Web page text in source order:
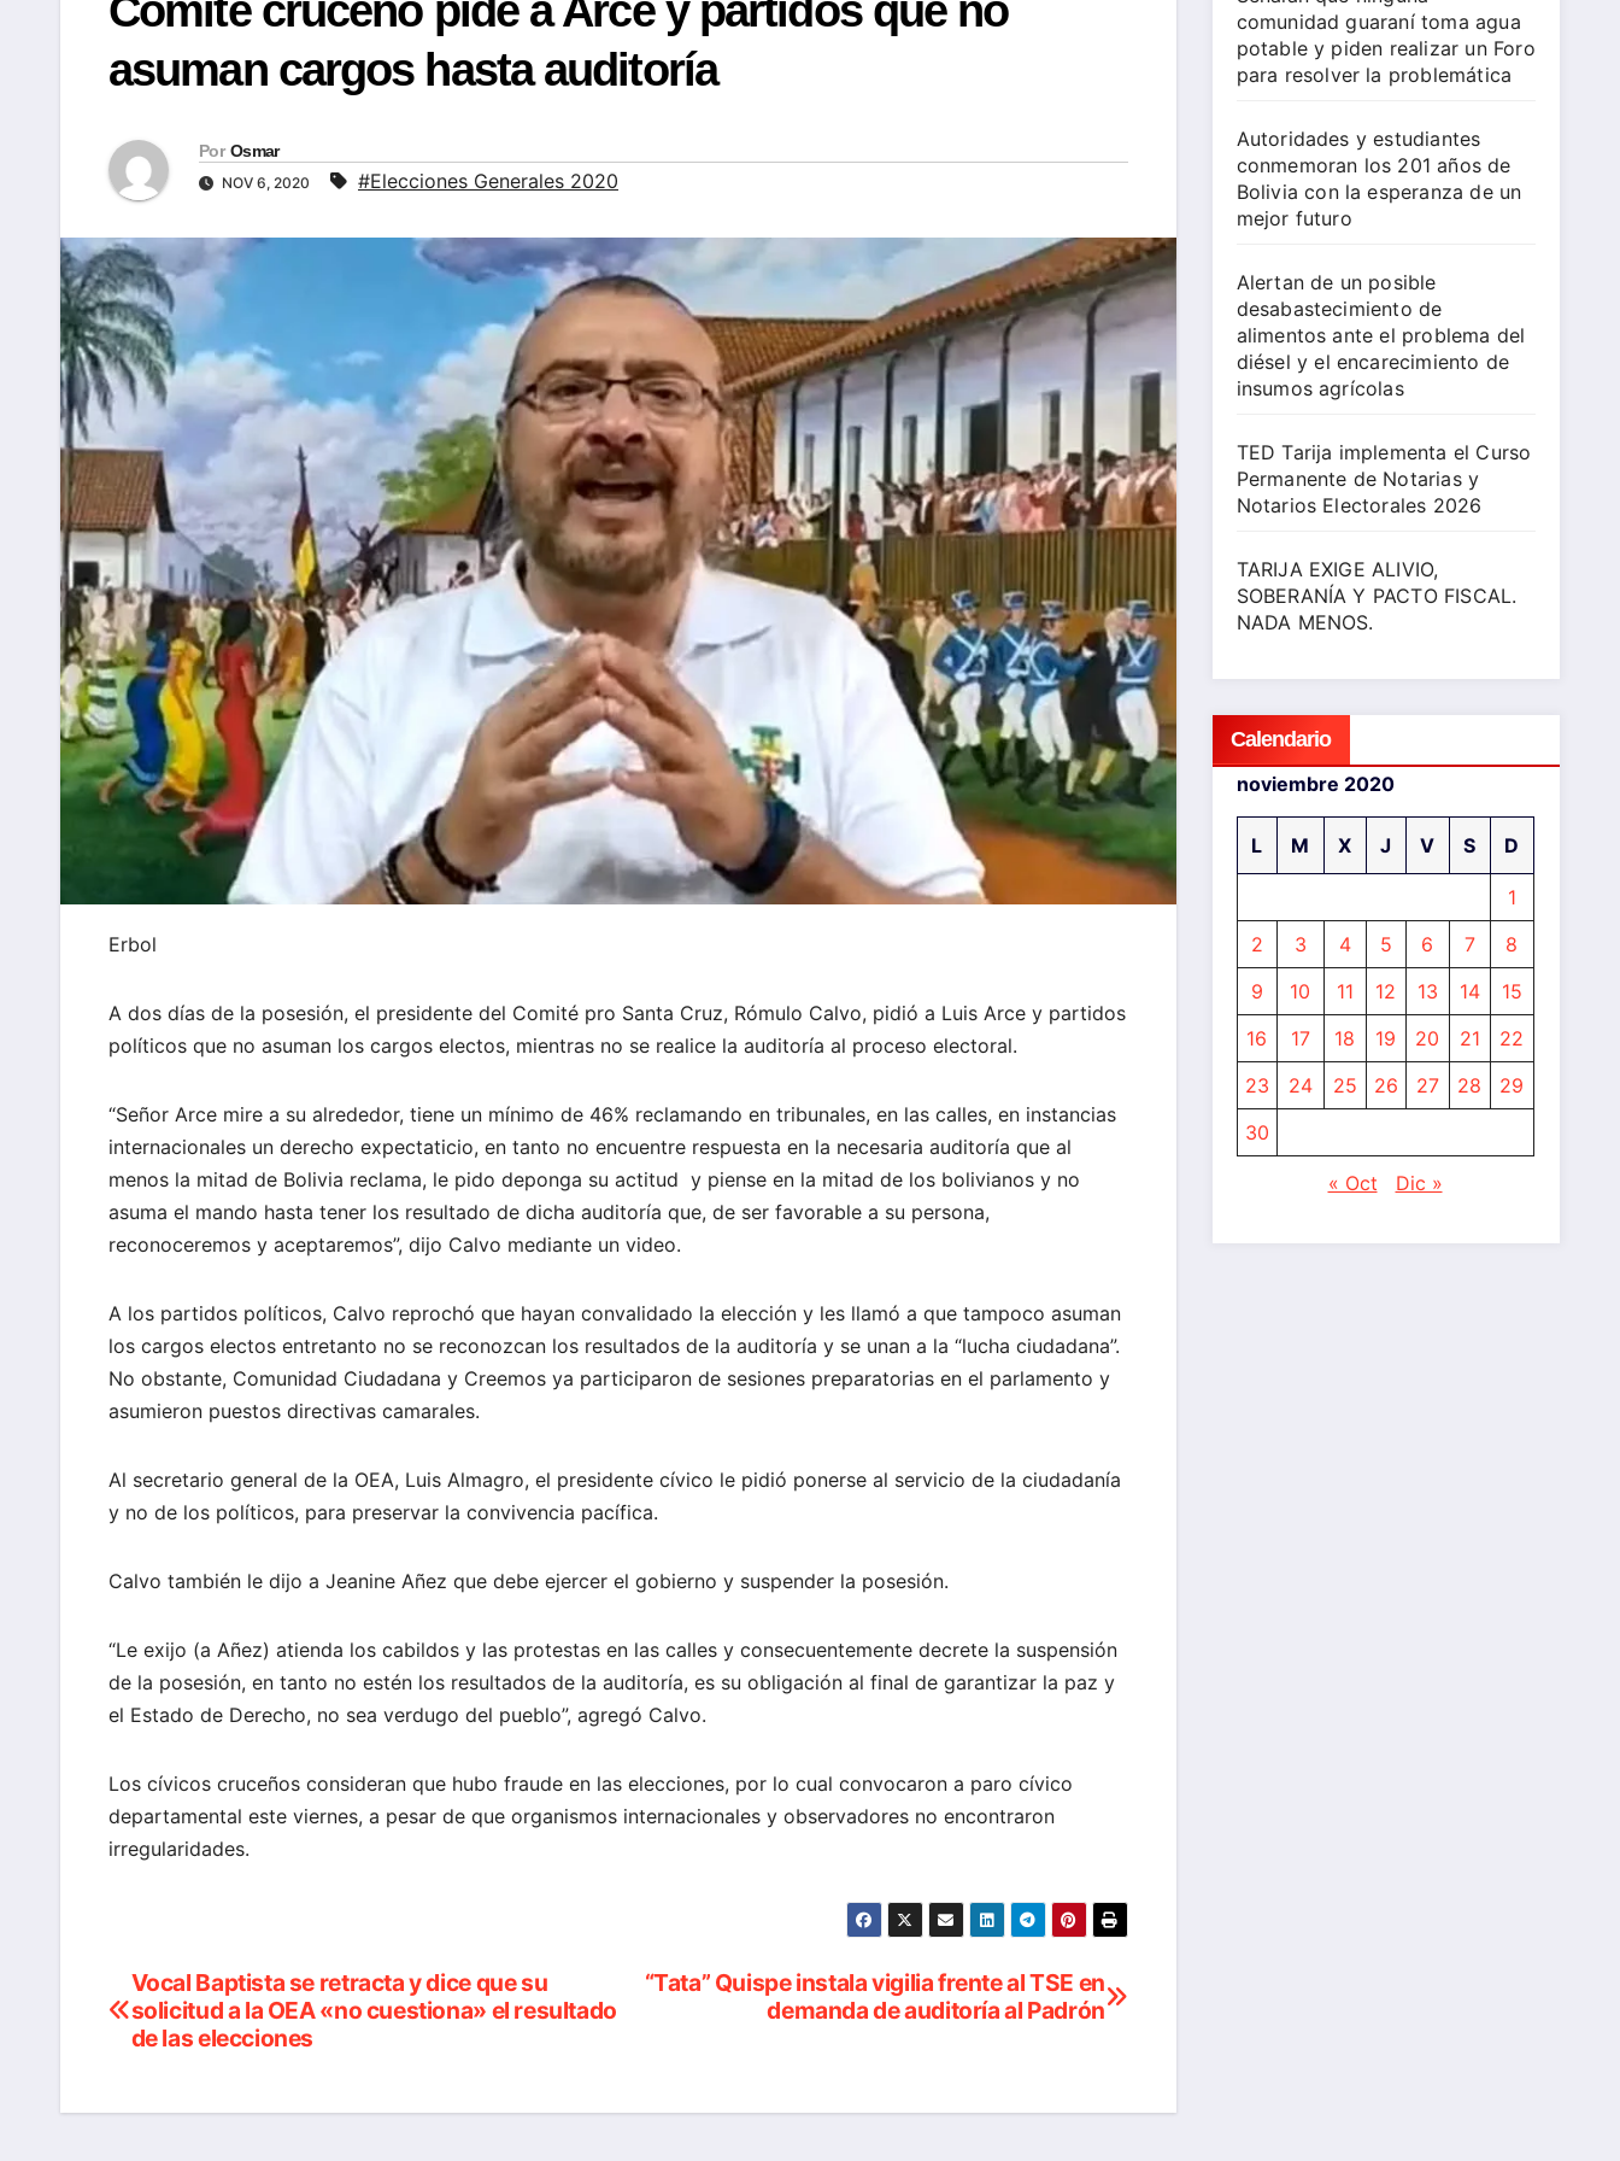
Comité cruceño pide a Arce y partidos que no
asuman cargos hasta auditoría
Por Osmar
NOV 6, 2020 #Elecciones Generales 2020
Erbol
A dos días de la posesión, el presidente del Comité pro Santa Cruz, Rómulo Calvo, pidió a Luis Arce y partidos
políticos que no asuman los cargos electos, mientras no se realice la auditoría al proceso electoral.
“Señor Arce mire a su alrededor, tiene un mínimo de 46% reclamando en tribunales, en las calles, en instancias
internacionales un derecho expectaticio, en tanto no encuentre respuesta en la necesaria auditoría que al
menos la mitad de Bolivia reclama, le pido deponga su actitud y piense en la mitad de los bolivianos y no
asuma el mando hasta tener los resultado de dicha auditoría que, de ser favorable a su persona,
reconoceremos y aceptaremos”, dijo Calvo mediante un video.
A los partidos políticos, Calvo reprochó que hayan convalidado la elección y les llamó a que tampoco asuman
los cargos electos entretanto no se reconozcan los resultados de la auditoría y se unan a la “lucha ciudadana”.
No obstante, Comunidad Ciudadana y Creemos ya participaron de sesiones preparatorias en el parlamento y
asumieron puestos directivas camarales.
Al secretario general de la OEA, Luis Almagro, el presidente cívico le pidió ponerse al servicio de la ciudadanía
y no de los políticos, para preservar la convivencia pacífica.
Calvo también le dijo a Jeanine Añez que debe ejercer el gobierno y suspender la posesión.
“Le exijo (a Añez) atienda los cabildos y las protestas en las calles y consecuentemente decrete la suspensión
de la posesión, en tanto no estén los resultados de la auditoría, es su obligación al final de garantizar la paz y
el Estado de Derecho, no sea verdugo del pueblo”, agregó Calvo.
Los cívicos cruceños consideran que hubo fraude en las elecciones, por lo cual convocaron a paro cívico
departamental este viernes, a pesar de que organismos internacionales y observadores no encontraron
irregularidades.
Navegación
de
“Tata” Quispe instala vigilia frente al TSE en
demanda de auditoría al Padrón
Vocal Baptista se retracta y dice que su
solicitud a la OEA «no cuestiona» el resultado
de las elecciones
comunidad guaraní toma agua
potable y piden realizar un Foro
para resolver la problemática
Autoridades y estudiantes
conmemoran los 201 años de
Bolivia con la esperanza de un
mejor futuro
Alertan de un posible
desabastecimiento de
alimentos ante el problema del
diésel y el encarecimiento de
insumos agrícolas
TED Tarija implementa el Curso
Permanente de Notarias y
Notarios Electorales 2026
TARIJA EXIGE ALIVIO,
SOBERANÍA Y PACTO FISCAL.
NADA MENOS.
Calendario
noviembre 2020
L M X J V S D
1
2
3 4 5 6 7
8
9
10 11 12 13 14
15
16
17 18 19 20 21
22
23
24 25 26 27 28
29
30
« Oct Dic »